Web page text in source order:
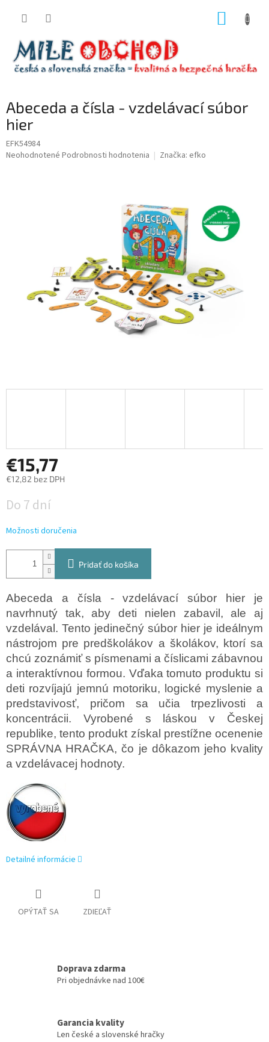
Abeceda a čísla - vzdelávací súbor
hier
EFK54984
Priemerné
Neohodnotené Podrobnosti hodnotenia Značka: efko
€15,77
€12,82 bez DPH
cena:
Do 7 dní
Možnosti doručenia
Pridať do košíka
Abeceda a čísla - vzdelávací súbor hier je
navrhnutý tak, aby deti nielen zabavil, ale aj
vzdelával. Tento jedinečný súbor hier je ideálnym
nástrojom pre predškolákov a školákov, ktorí sa
chcú zoznámiť s písmenami a číslicami zábavnou
a interaktívnou formou. Vďaka tomuto produktu si
deti rozvíjajú jemnú motoriku, logické myslenie a
predstavivosť, pričom sa učia trpezlivosti a
koncentrácii. Vyrobené s láskou v Českej
republike, tento produkt získal prestížne ocenenie
SPRÁVNA HRAČKA, čo je dôkazom jeho kvality
a vzdelávacej hodnoty.
Detailné informácie
OPÝTAŤ SA ZDIEĽAŤ
Doprava zdarma
Pri objednávke nad 100€
Garancia kvality
Len české a slovenské hračky